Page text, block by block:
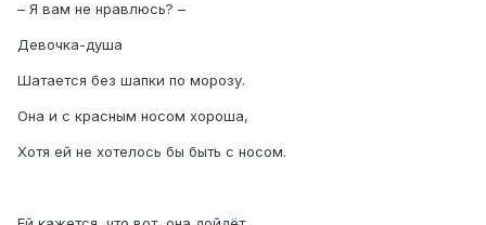
– Я вам не нравлюсь? –
Девочка-душа
Шатается без шапки по морозу.
Она и с красным носом хороша,
Хотя ей не хотелось бы быть с носом.